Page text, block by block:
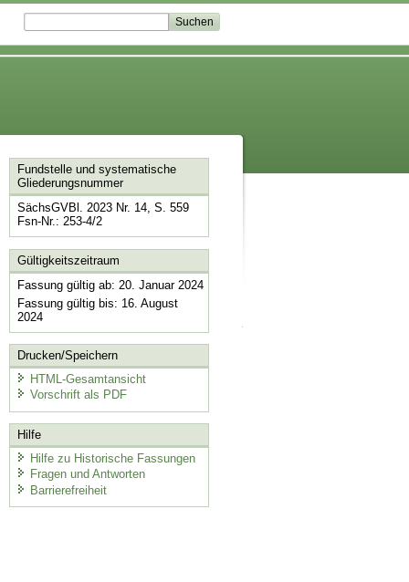
Fundstelle und systematische
Gliederungsnummer
SächsGVBl. 2023 Nr. 14, S. 559
Fsn-Nr.: 253-4/2
Gültigkeitszeitraum
Fassung gültig ab: 20. Januar 2024
Fassung gültig bis: 16. August
2024
Drucken/Speichern
HTML-Gesamtansicht
Vorschrift als PDF
Hilfe
Hilfe zu Historische Fassungen
Fragen und Antworten
Barrierefreiheit